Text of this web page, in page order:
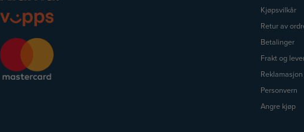
Kjøpsvilkår
Retur av
Betalinger
Frakt og
Reklamasjon
Personvern
Angre kjøp